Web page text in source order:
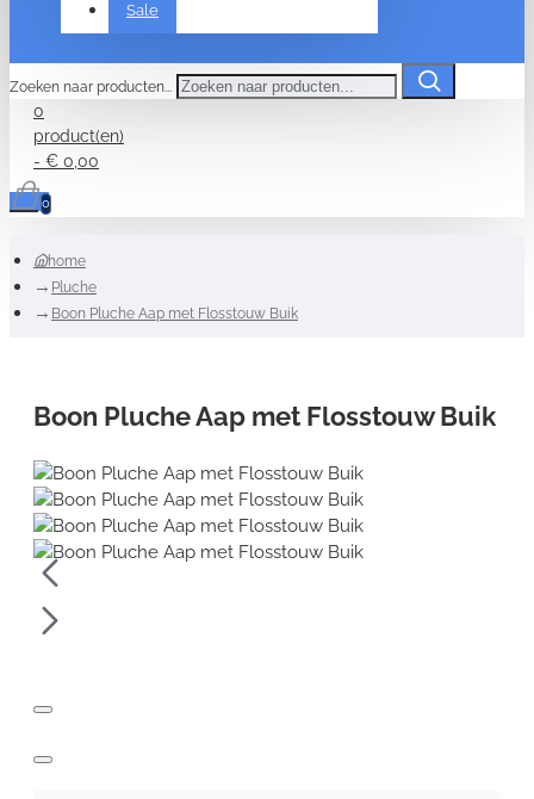
Sale
Zoeken naar producten...
0
product(en)
- € 0,00
0
home
Pluche
Boon Pluche Aap met Flosstouw Buik
Boon Pluche Aap met Flosstouw Buik